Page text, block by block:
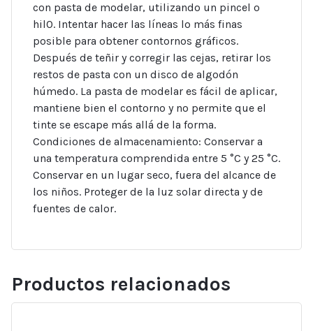
con pasta de modelar, utilizando un pincel o
hil0. Intentar hacer las líneas lo más finas
posible para obtener contornos gráficos.
Después de teñir y corregir las cejas, retirar los
restos de pasta con un disco de algodón
húmedo. La pasta de modelar es fácil de aplicar,
mantiene bien el contorno y no permite que el
tinte se escape más allá de la forma.
Condiciones de almacenamiento: Conservar a
una temperatura comprendida entre 5 °C y 25 °C.
Conservar en un lugar seco, fuera del alcance de
los niños. Proteger de la luz solar directa y de
fuentes de calor.
Productos relacionados